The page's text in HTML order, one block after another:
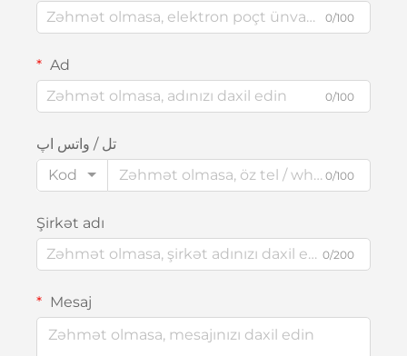
0/100
Ad
0/100
تل / واتس اپ
Kod
0/100
Şirkət adı
0/200
Mesaj